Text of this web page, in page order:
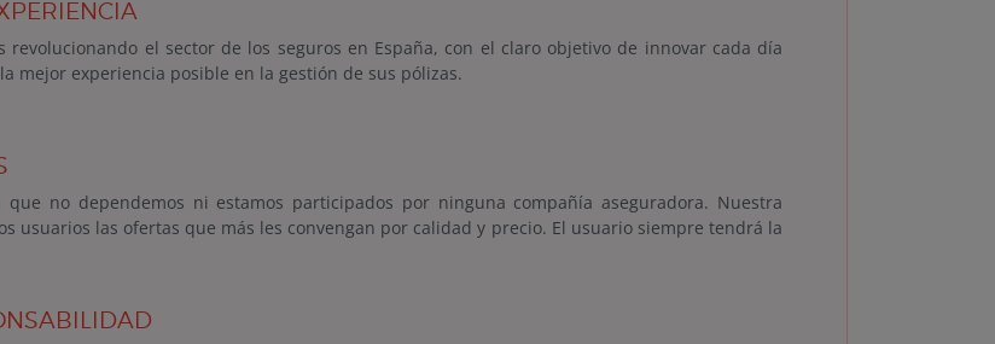
revolucionando el sector de los seguros en España, con el claro objetivo de innovar cada día
mejor experiencia posible en la gestión de sus pólizas.
que no dependemos ni estamos participados por ninguna compañía aseguradora. Nuestra
usuarios las ofertas que más les convengan por calidad y precio. El usuario siempre tendrá la